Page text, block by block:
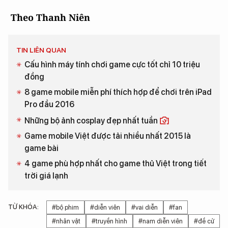
Theo Thanh Niên
TIN LIÊN QUAN
Cấu hình máy tính chơi game cực tốt chỉ 10 triệu
đồng
8 game mobile miễn phí thích hợp để chơi trên iPad
Pro đầu 2016
Những bộ ảnh cosplay đẹp nhất tuần
Game mobile Việt được tải nhiều nhất 2015 là
game bài
4 game phù hợp nhất cho game thủ Việt trong tiết
trời giá lạnh
TỪ KHÓA: #bộ phim #diễn viên #vai diễn
#fan
#nhân vật
#truyền hình #nam diễn viên #đề cử